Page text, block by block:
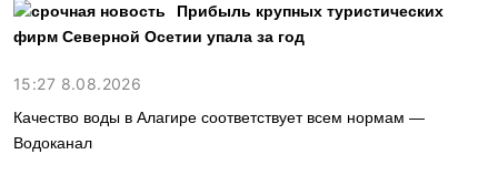
Прибыль крупных туристических
фирм Северной Осетии упала за год
15:27 8.08.2026
Качество воды в Алагире соответствует всем нормам —
Водоканал